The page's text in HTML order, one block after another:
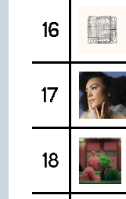
16
17
18